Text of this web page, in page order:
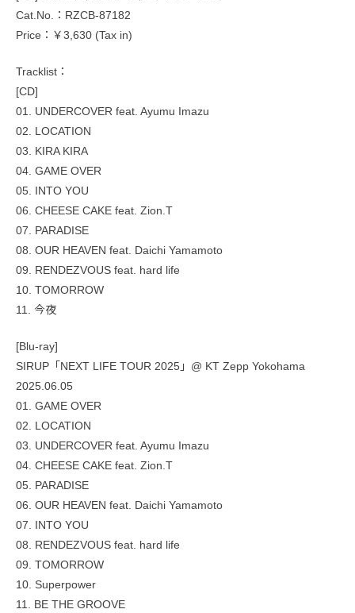
Cat.No.：RZCB-87182
Price：￥3,630 (Tax in)
Tracklist：
[CD]
01. UNDERCOVER feat. Ayumu Imazu
02. LOCATION
03. KIRA KIRA
04. GAME OVER
05. INTO YOU
06. CHEESE CAKE feat. Zion.T
07. PARADISE
08. OUR HEAVEN feat. Daichi Yamamoto
09. RENDEZVOUS feat. hard life
10. TOMORROW
11. 今夜
[Blu-ray]
SIRUP「NEXT LIFE TOUR 2025」@ KT Zepp Yokohama
2025.06.05
01. GAME OVER
02. LOCATION
03. UNDERCOVER feat. Ayumu Imazu
04. CHEESE CAKE feat. Zion.T
05. PARADISE
06. OUR HEAVEN feat. Daichi Yamamoto
07. INTO YOU
08. RENDEZVOUS feat. hard life
09. TOMORROW
10. Superpower
11. BE THE GROOVE